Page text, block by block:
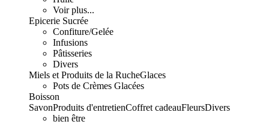
Voir plus...
Epicerie Sucrée
Confiture/Gelée
Infusions
Pâtisseries
Divers
Miels et Produits de la RucheGlaces
Pots de Crèmes Glacées
Boisson
SavonProduits d'entretienCoffret cadeauFleursDivers
bien être